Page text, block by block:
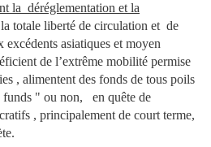
la déréglementation et la
totale liberté de circulation et de
excédents asiatiques et moyen
de l’extrême mobilité permise
, alimentent des fonds de tous poils
funds " ou non,
en quête de
, principalement de court terme,